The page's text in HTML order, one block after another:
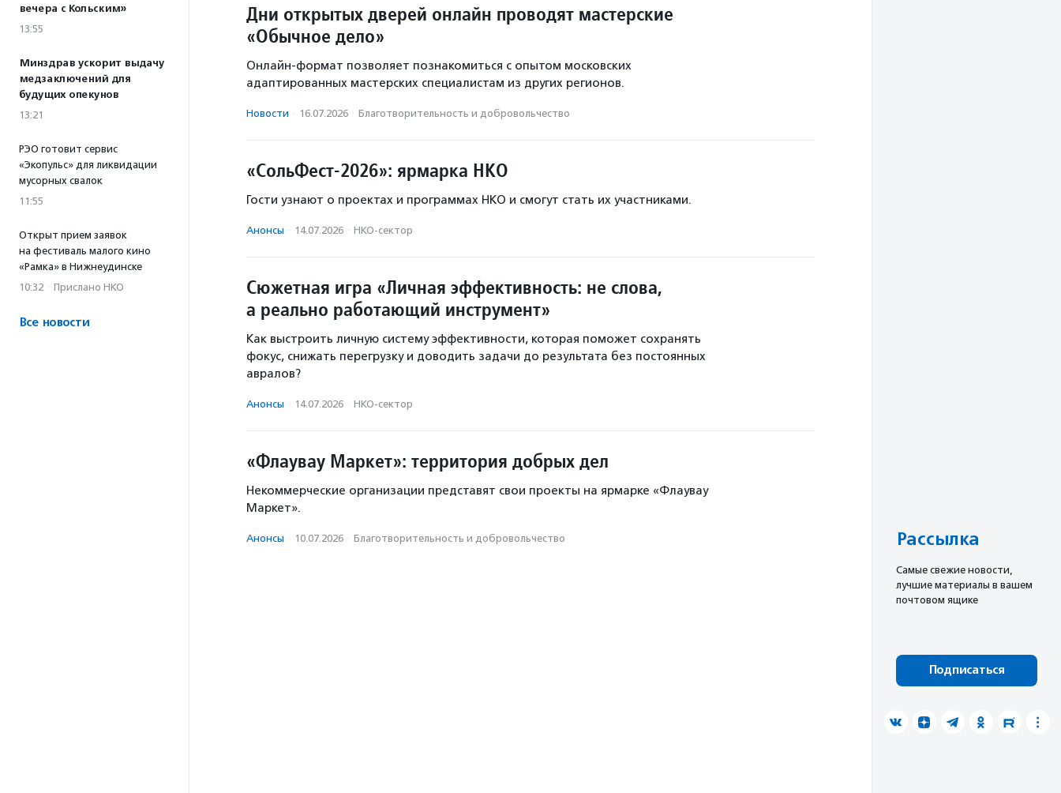
вечера с Кольским»
13:55
Минздрав ускорит выдачу
медзаключений для
будущих опекунов
13:21
РЭО готовит сервис
«Экопульс» для ликвидации
мусорных свалок
11:55
Открыт прием заявок
на фестиваль малого кино
«Рамка» в Нижнеудинске
10:32 · Прислано НКО
Все новости
Дни открытых дверей онлайн проводят мастерские
«Обычное дело»
Онлайн-формат позволяет познакомиться с опытом московских
адаптированных мастерских специалистам из других регионов.
Новости · 16.07.2026 · Благотвори­тель­ность и доброволь­чест­во
«СольФест-2026»: ярмарка НКО
Гости узнают о проектах и программах НКО и смогут стать их участниками.
Анонсы · 14.07.2026 · НКО-сектор
Сюжетная игра «Личная эффективность: не слова,
а реально работающий инструмент»
Как выстроить личную систему эффективности, которая поможет сохранять
фокус, снижать перегрузку и доводить задачи до результата без постоянных
авралов?
Анонсы · 14.07.2026 · НКО-сектор
«Флаувау Маркет»: территория добрых дел
Некоммерческие организации представят свои проекты на ярмарке «Флаувау
Маркет».
Анонсы · 10.07.2026 · Благотвори­тель­ность и доброволь­чест­во Рассылка
Cамые свежие новости,
лучшие материалы в вашем
почтовом ящике
Подписаться